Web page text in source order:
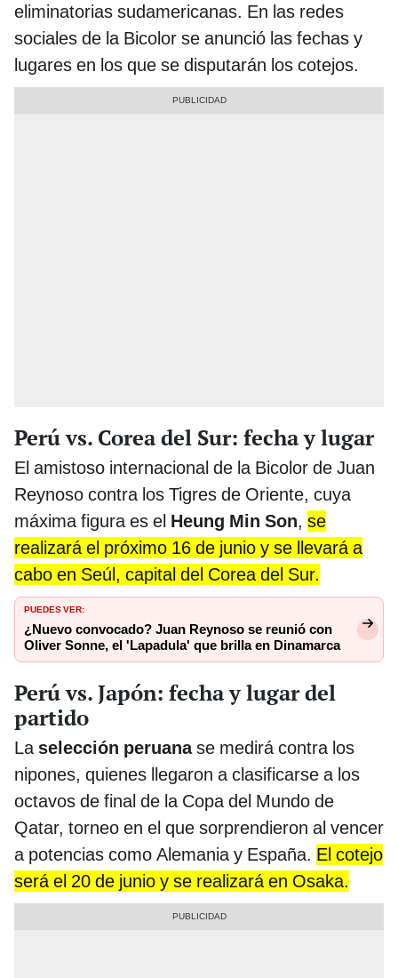
eliminatorias sudamericanas. En las redes
sociales de la Bicolor se anunció las fechas y
lugares en los que se disputarán los cotejos.
Perú vs. Corea del Sur: fecha y lugar
El amistoso internacional de la Bicolor de Juan
Reynoso contra los Tigres de Oriente, cuya
máxima figura es el Heung Min Son, se
realizará el próximo 16 de junio y se llevará a
cabo en Seúl, capital del Corea del Sur.
PUEDES VER:
¿Nuevo convocado? Juan Reynoso se reunió con
Oliver Sonne, el 'Lapadula' que brilla en Dinamarca
Perú vs. Japón: fecha y lugar del
partido
La selección peruanase medirá contra los
nipones, quienes llegaron a clasificarse a los
octavos de final de la Copa del Mundo de
Qatar, torneo en el que sorprendieron al vencer
a potencias como Alemania y España. El cotejo
será el 20 de junio y se realizará en Osaka.